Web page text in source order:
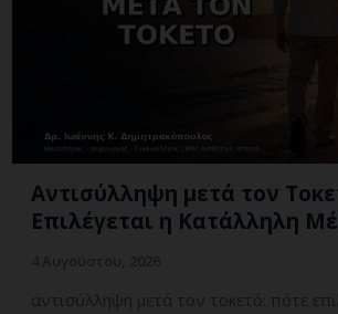
Αντισύλληψη μετά τον
Επιλέγεται η Κατάλληλη
αντισύλληψη μετά τον τοκετό: πότε